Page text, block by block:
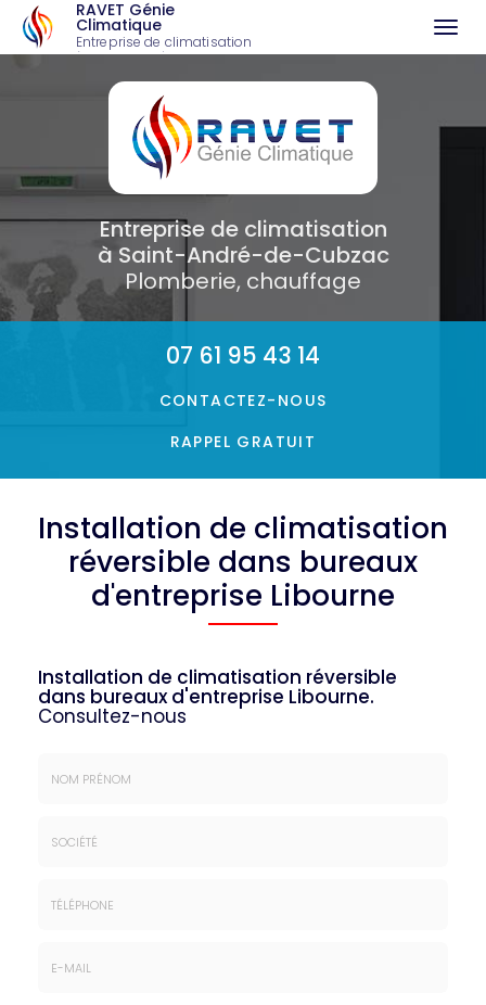
RAVET Génie
Climatique
Entreprise de climatisation
à Saint-André-de-Cubzac
Entreprise de climatisation
à Saint-André-de-Cubzac
Plomberie, chauffage
07 61 95 43 14
CONTACTEZ- NOUS
RAPPEL GRATUIT
Installation de climatisation
réversible dans bureaux
d'entreprise Libourne
Installation de climatisation réversible
dans bureaux d'entreprise Libourne.
Consultez-nous